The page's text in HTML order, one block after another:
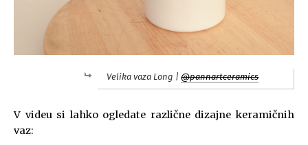
Velika vaza Long |@pannartceramics
V videu si lahko ogledate različne dizajne keramičnih
vaz: